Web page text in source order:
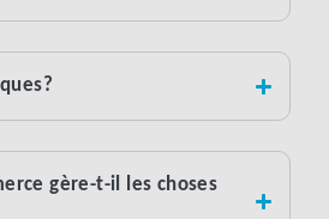
gère-t-il les choses